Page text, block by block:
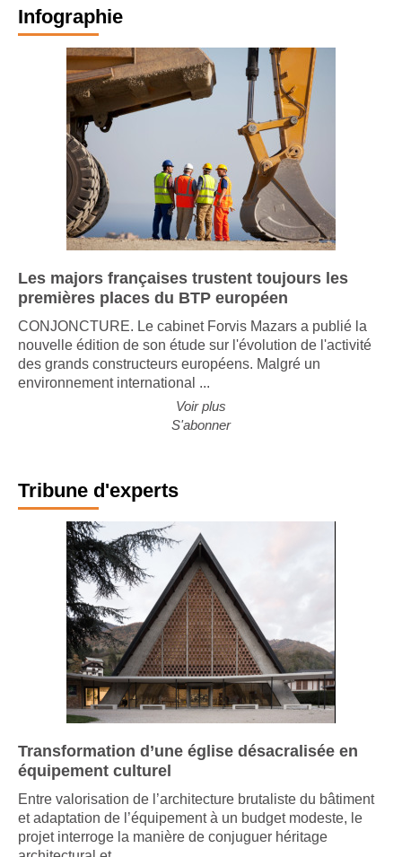
Infographie
Les majors françaises trustent toujours les
premières places du BTP européen
CONJONCTURE. Le cabinet Forvis Mazars a publié la
nouvelle édition de son étude sur l'évolution de l'activité
des grands constructeurs européens. Malgré un
Voir plus
Tribune d'experts
Transformation d’une église désacralisée en
équipement culturel
Entre valorisation de l’architecture brutaliste du bâtiment
et adaptation de l’équipement à un budget modeste, le
projet interroge la manière de conjuguer héritage